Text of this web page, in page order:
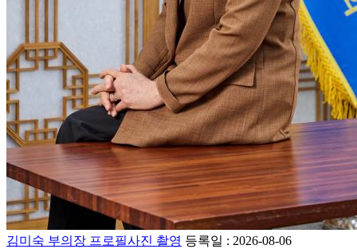
김미숙 부의장 프로필사진 촬영 등록일 : 2026-08-06